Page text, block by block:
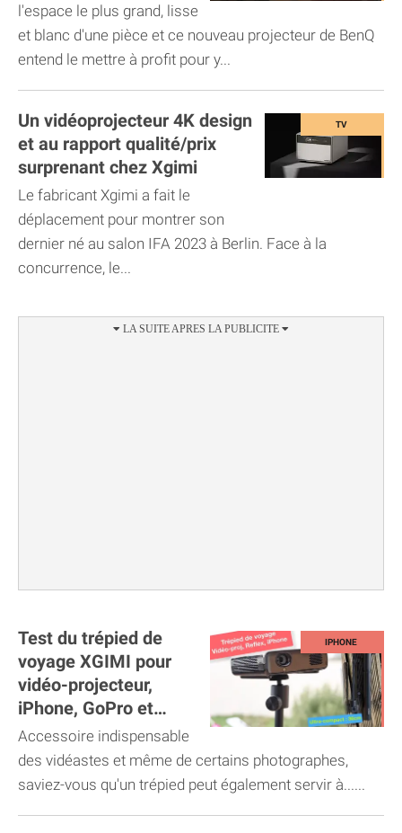
l'espace le plus grand, lisse
et blanc d'une pièce et ce nouveau projecteur de BenQ
entend le mettre à profit pour y...
Un vidéoprojecteur 4K design
et au rapport qualité/prix
surprenant chez Xgimi
Le fabricant Xgimi a fait le
déplacement pour montrer son
dernier né au salon IFA 2023 à Berlin. Face à la
concurrence, le...
Test du trépied de
voyage XGIMI pour
vidéo-projecteur,
iPhone, GoPro et
appareil photo !
Accessoire indispensable
des vidéastes et même de certains photographes,
saviez-vous qu'un trépied peut également servir à......